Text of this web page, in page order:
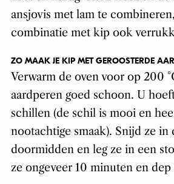
ansjovis met lam te
combinatie met kip ook
ZO MAAK JE KIP MET GEROOSTERDE
Verwarm de oven voor op 200
aardperen goed schoon. U
schillen (de schil is mooi en
nootachtige smaak). Snijd ze in
doormidden en leg ze in een
ze ongeveer 10 minuten en dep